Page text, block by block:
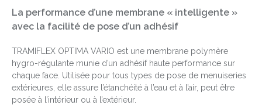
La performance d’une membrane « intelligente »
avec la facilité de pose d’un adhésif
TRAMIFLEX OPTIMA VARIO est une membrane polymère
hygro-régulante munie d’un adhésif haute performance sur
chaque face. Utilisée pour tous types de pose de menuiseries
extérieures, elle assure l’étanchéité à l’eau et à l’air, peut être
posée à l’intérieur ou à l’extérieur.